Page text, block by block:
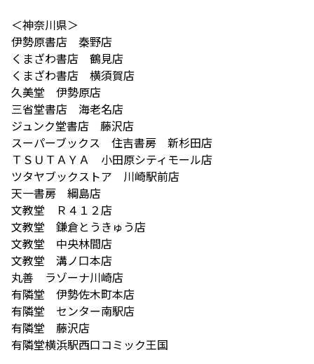
＜神奈川県＞
伊勢原書店 秦野店
くまざわ書店 鶴見店
くまざわ書店 横須賀店
久美堂 伊勢原店
三省堂書店 海老名店
ジュンク堂書店 藤沢店
スーパーブックス 住吉書房 新杉田店
ＴＳＵＴＡＹＡ 小田原シティモール店
ツタヤブックストア 川崎駅前店
天一書房 綱島店
文教堂 Ｒ４１２店
文教堂 鎌倉とうきゅう店
文教堂 中央林間店
文教堂 溝ノ口本店
丸善 ラゾーナ川崎店
有隣堂 伊勢佐木町本店
有隣堂 センター南駅店
有隣堂 藤沢店
有隣堂横浜駅西口コミック王国